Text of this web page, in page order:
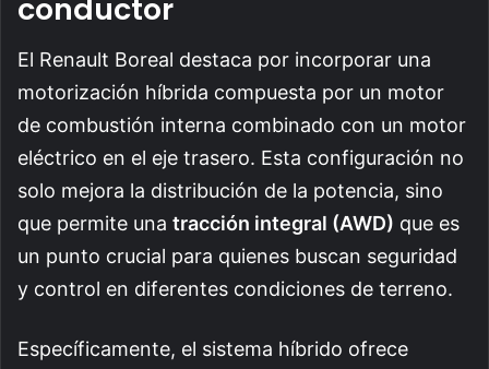
conductor
El Renault Boreal destaca por incorporar una
motorización híbrida compuesta por un motor
de combustión interna combinado con un motor
eléctrico en el eje trasero. Esta configuración no
solo mejora la distribución de la potencia, sino
que permite una tracción integral (AWD) que es
un punto crucial para quienes buscan seguridad
y control en diferentes condiciones de terreno.
Específicamente, el sistema híbrido ofrece